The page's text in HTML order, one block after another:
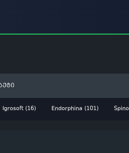
Igrosoft (16) Endorphina (101)